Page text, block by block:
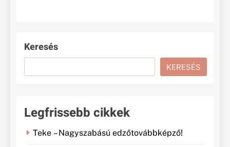
Keresés
KERESÉS
Legfrissebb cikkek
Teke – Nagyszabású edzőtovábbképző!